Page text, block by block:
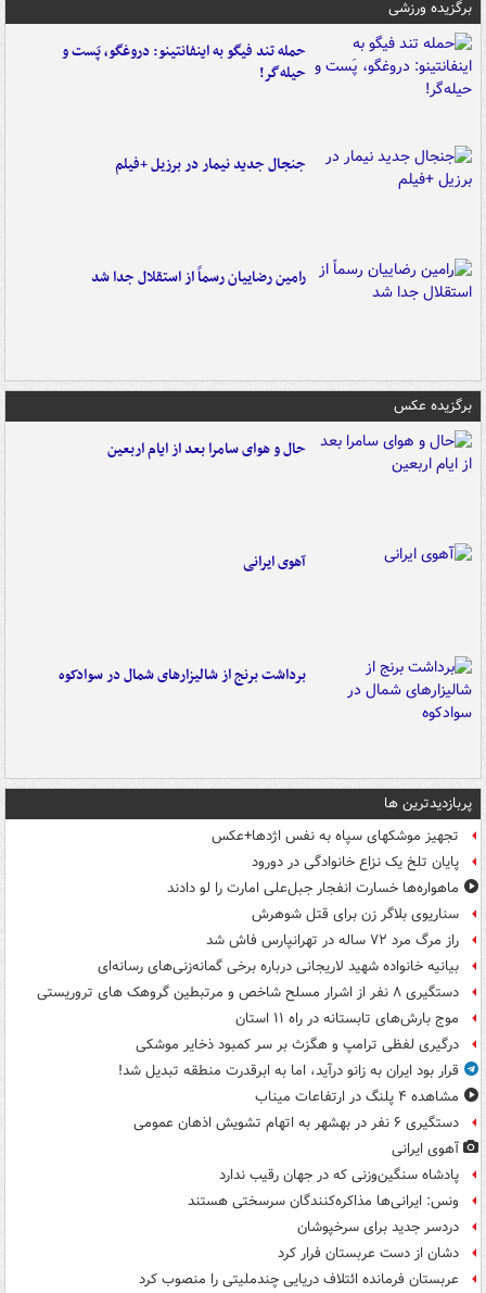
برگزیده ورزشی
حمله تند فیگو به اینفانتینو: دروغگو، پَست‌ و
حیله‌گر!
جنجال جدید نیمار در برزیل +فیلم
رامین رضاییان رسماً از استقلال جدا شد
برگزیده عکس
حال و هوای سامرا بعد از ایام اربعین
آهوی ایرانی
برداشت برنج از شالیزارهای شمال در سوادکوه
پربازدیدترین ها
تجهیز موشکهای سپاه به نفس اژدها+عکس
پایان تلخ یک نزاع خانوادگی در دورود
ماهواره‌ها خسارت انفجار جبل‌علی امارت را لو دادند
سناریوی بلاگر زن برای قتل شوهرش
راز مرگ مرد ۷۲ ساله در تهرانپارس فاش شد
بیانیه خانواده شهید لاریجانی درباره برخی گمانه‌زنی‌های رسانه‌ای
دستگیری ۸ نفر از اشرار مسلح شاخص و مرتبطین گروهک های تروریستی
موج بارش‌های تابستانه در راه ۱۱ استان
درگیری لفظی ترامپ و هگزث بر سر کمبود ذخایر موشکی
قرار بود ایران به زانو درآید، اما به ابرقدرت منطقه تبدیل شد!
مشاهده ۴ پلنگ در ارتفاعات میناب
دستگیری ۶ نفر در بهشهر به اتهام تشویش اذهان عمومی
آهوی ایرانی
پادشاه سنگین‌وزنی که در جهان رقیب ندارد
ونس: ایرانی‌ها مذاکره‌کنندگان سرسختی هستند
دردسر جدید برای سرخپوشان
دشان از دست عربستان فرار کرد
عربستان فرمانده ائتلاف دریایی چندملیتی را منصوب کرد